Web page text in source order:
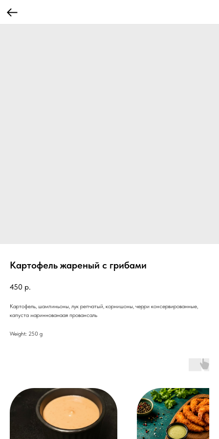
Картофель жареный с грибами
450 р.
Картофель, шампиньоны, лук репчатый, корнишоны, черри консервированные,
капуста мариннованаая провансаль
Weight: 250 g